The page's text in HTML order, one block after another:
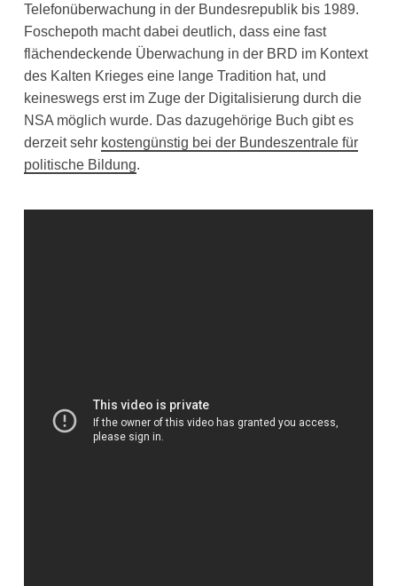
Telefonüberwachung in der Bundesrepublik bis 1989.
Foschepoth macht dabei deutlich, dass eine fast
flächendeckende Überwachung in der BRD im Kontext
des Kalten Krieges eine lange Tradition hat, und
keineswegs erst im Zuge der Digitalisierung durch die
NSA möglich wurde. Das dazugehörige Buch gibt es
derzeit sehr kostengünstig bei der Bundeszentrale für
politische Bildung.